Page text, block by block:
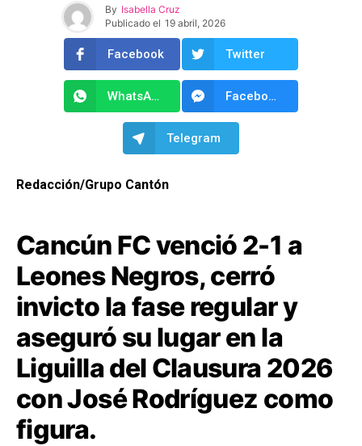
By Isabella Cruz
Publicado el 19 abril, 2026
Facebook Twitter
WhatsApp Facebook Messenger
Telegram
Redacción/Grupo Cantón
Cancún FC venció 2-1 a
Leones Negros, cerró
invicto la fase regular y
aseguró su lugar en la
Liguilla del Clausura 2026
con José Rodríguez como
figura.